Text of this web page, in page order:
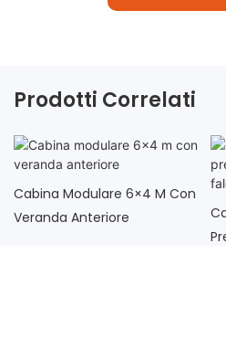
Prodotti Correlati
Cabina Modulare 6×4 M Con
Veranda Anteriore